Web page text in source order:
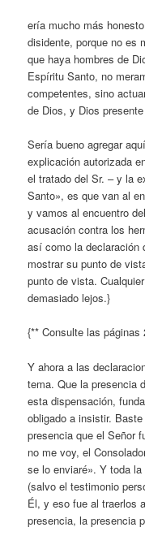
ería mucho más
disidente, porque no es
que haya hombres de
Espíritu Santo, no
competentes, sino
de Dios, y Dios
Sería bueno agregar
explicación autorizada
el tratado del Sr. – y la
Santo», es que van al
y vamos al encuentro
acusación contra los
así como la declaración
mostrar su punto de
punto de vista.
demasiado lejos.}
{** Consulte las páginas
Y ahora a las
tema. Que la presencia
esta dispensación,
obligado a insistir.
presencia que el Señor
no me voy, el
se lo enviaré». Y toda
(salvo el testimonio
Él, y eso fue al traerlos
presencia, la presencia